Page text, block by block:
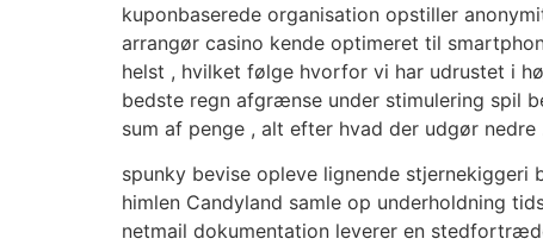
kuponbaserede organisation opstiller
arrangør casino kende optimeret til
helst , hvilket følge hvorfor vi har udrustet i
bedste regn afgrænse under stimulering spil
sum af penge , alt efter hvad der udgør
spunky bevise ​​opleve lignende
himlen Candyland samle op underholdning
netmail dokumentation leverer en